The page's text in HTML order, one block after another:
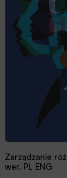
Zarządzanie
wer. PL ENG